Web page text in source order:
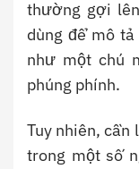
thường gợi
dùng để mô
như một chú
phúng phính.
Tuy nhiên, cần
trong một số